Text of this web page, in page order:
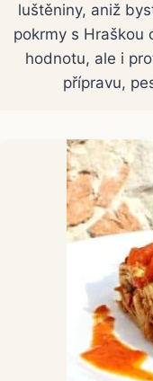
luštěniny, aniž
pokrmy s Hraškou
hodnotu, ale i
přípravu,